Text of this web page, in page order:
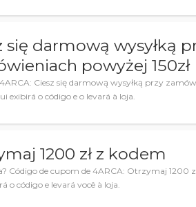
się darmową wysyłką
powyżej 150zł
Ciesz się darmową wysyłką przy
exibirá o código e o levará à loja.
1200 zł z kodem
Código de cupom de 4ARCA: Otrzymaj 1200
o código e levará você à loja.